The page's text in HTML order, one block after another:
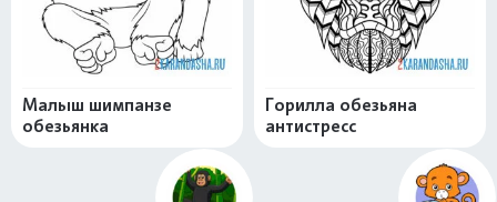
Малыш шимпанзе
обезьянка
Горилла обезьяна
антистресс